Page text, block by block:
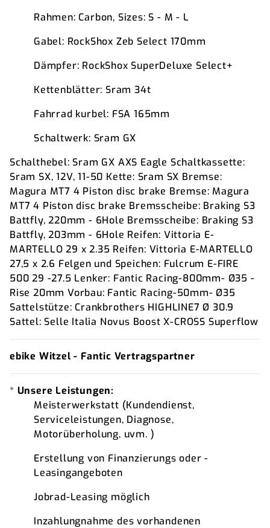
Rahmen: Carbon, Sizes: S - M - L
Gabel: RockShox Zeb Select 170mm
Dämpfer: RockShox SuperDeluxe Select+
Kettenblätter: Sram 34t
Fahrrad kurbel: FSA 165mm
Schaltwerk: Sram GX
Schalthebel: Sram GX AXS Eagle Schaltkassette:
Sram SX, 12V, 11-50 Kette: Sram SX Bremse:
Magura MT7 4 Piston disc brake Bremse: Magura
MT7 4 Piston disc brake Bremsscheibe: Braking S3
Battfly, 220mm - 6Hole Bremsscheibe: Braking S3
Battfly, 203mm - 6Hole Reifen: Vittoria E-
MARTELLO 29 x 2.35 Reifen: Vittoria E-MARTELLO
27,5 x 2.6 Felgen und Speichen: Fulcrum E-FIRE
500 29 -27.5 Lenker: Fantic Racing-800mm- Ø35 -
Rise 20mm Vorbau: Fantic Racing-50mm- Ø35
Sattelstütze: Crankbrothers HIGHLINE7 Ø 30.9
Sattel: Selle Italia Novus Boost X-CROSS Superflow
ebike Witzel - Fantic Vertragspartner
* Unsere Leistungen:
Meisterwerkstatt (Kundendienst,
Serviceleistungen, Diagnose,
Motorüberholung, uvm. )
Erstellung von Finanzierungs oder -
Leasingangeboten
Jobrad-Leasing möglich
Inzahlungnahme des vorhandenen